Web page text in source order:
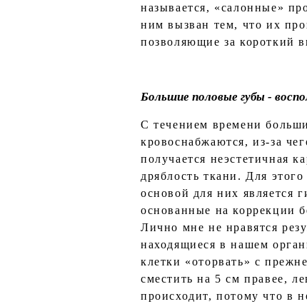
называется, «салонные»
ним вызван тем, что их
позволяющие за короткий
Большие половые губы -
С течением времени
кровоснабжаются, из-за
получается неэстетичная
дряблость ткани. Для
основой для них является
основанные на коррекции
Лично мне не нравятся
находящиеся в нашем
клетки «оторвать» с
сместить на 5 см правее,
происходит, потому что в